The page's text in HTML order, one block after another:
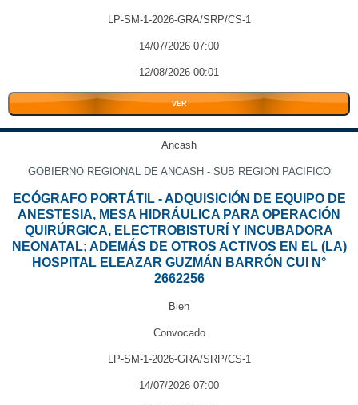
LP-SM-1-2026-GRA/SRP/CS-1
14/07/2026 07:00
12/08/2026 00:01
VER
Ancash
GOBIERNO REGIONAL DE ANCASH - SUB REGION PACIFICO
ECÓGRAFO PORTÁTIL - ADQUISICIÓN DE EQUIPO DE
ANESTESIA, MESA HIDRÁULICA PARA OPERACIÓN
QUIRÚRGICA, ELECTROBISTURÍ Y INCUBADORA
NEONATAL; ADEMÁS DE OTROS ACTIVOS EN EL (LA)
HOSPITAL ELEAZAR GUZMÁN BARRÓN CUI N°
2662256
Bien
Convocado
LP-SM-1-2026-GRA/SRP/CS-1
14/07/2026 07:00